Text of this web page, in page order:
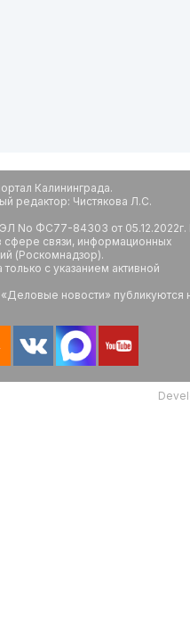
Калининграда.
редактор: Чистякова Л.С.
No ФС77-84303 от
связи, информационных
(Роскомнадзор).
с указанием активной
новости» публикуются